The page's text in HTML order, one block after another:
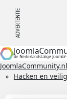
de Nederlandstalige
JoomlaCommunity.nl
Hacken en